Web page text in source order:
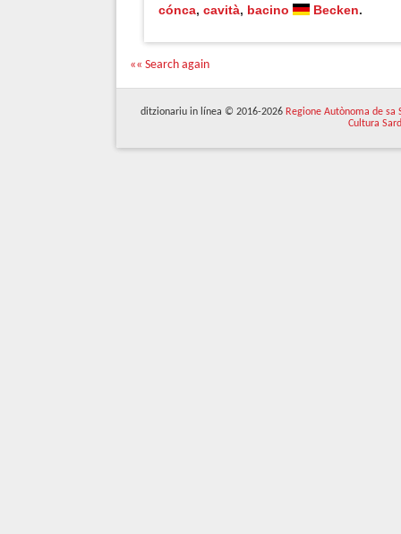
cónca, cavità, bacino Becken.
«« Search again
ditzionariu in línea © 2016-2026 Regione Autònoma de sa
Cultura